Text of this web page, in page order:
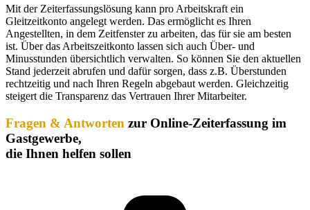
Mit der Zeiterfassungslösung kann pro Arbeitskraft ein
Gleitzeitkonto angelegt werden. Das ermöglicht es Ihren
Angestellten, in dem Zeitfenster zu arbeiten, das für sie am besten
ist. Über das Arbeitszeitkonto lassen sich auch Über- und
Minusstunden übersichtlich verwalten. So können Sie den aktuellen
Stand jederzeit abrufen und dafür sorgen, dass z.B. Überstunden
rechtzeitig und nach Ihren Regeln abgebaut werden. Gleichzeitig
steigert die Transparenz das Vertrauen Ihrer Mitarbeiter.
Fragen & Antworten zur Online-Zeiterfassung im
Gastgewerbe,
die Ihnen helfen sollen